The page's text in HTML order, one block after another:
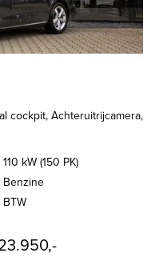
cockpit, Achteruitrijcamera,
110 kW (150 PK)
Benzine
BTW